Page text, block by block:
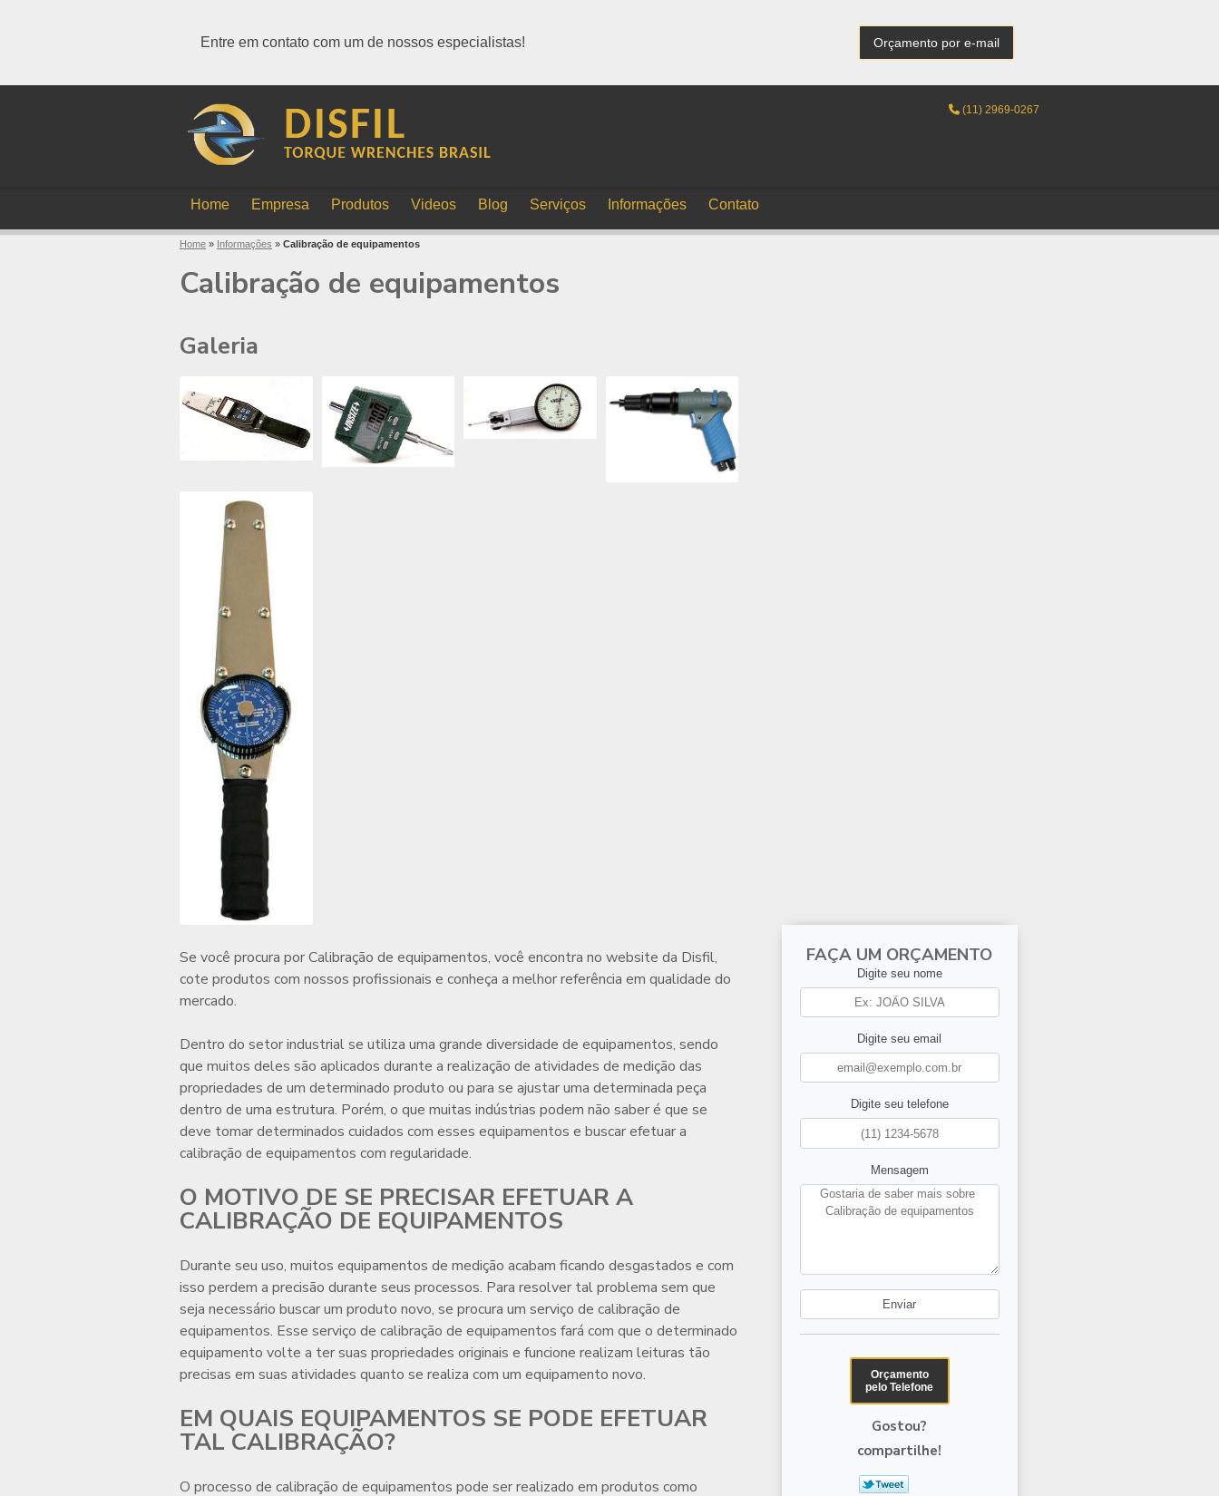
Entre em contato com um de nossos especialistas! Orçamento por e-mail
(11) 2969-0267
Home Empresa Produtos Videos Blog Serviços Informações Contato
Home » Informações » Calibração de equipamentos
Calibração de equipamentos
Galeria
Se você procura porCalibração de equipamentos, você encontra no website da Disfil,
cote produtos com nossos profissionais e conheça a melhor referência em qualidade do
mercado.
Dentro do setor industrial se utiliza uma grande diversidade de equipamentos, sendo
que muitos deles são aplicados durante a realização de atividades de medição das
propriedades de um determinado produto ou para se ajustar uma determinada peça
dentro de uma estrutura. Porém, o que muitas indústrias podem não saber é que se
deve tomar determinados cuidados com esses equipamentos e buscar efetuar a
calibração de equipamentos com regularidade.
O MOTIVO DE SE PRECISAR EFETUAR A
CALIBRAÇÃO DE EQUIPAMENTOS
Durante seu uso, muitos equipamentos de medição acabam ficando desgastados e com
isso perdem a precisão durante seus processos. Para resolver tal problema sem que
seja necessário buscar um produto novo, se procura um serviço de calibração de
equipamentos. Esse serviço de calibração de equipamentos fará com que o determinado
equipamento volte a ter suas propriedades originais e funcione realizam leituras tão
precisas em suas atividades quanto se realiza com um equipamento novo.
EM QUAIS EQUIPAMENTOS SE PODE EFETUAR
TAL CALIBRAÇÃO?
O processo de calibração de equipamentos pode ser realizado em produtos como
FAÇA UM ORÇAMENTO
Digite seu nome
Digite seu email
Digite seu telefone
Mensagem
Orçamento
pelo Telefone
Gostou?
compartilhe!